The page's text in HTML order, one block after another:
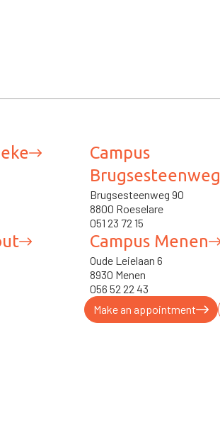
Campus
Brugsesteenweg
Brugsesteenweg 90
8800 Roeselare
051 23 72 15
Campus Menen
Oude Leielaan 6
8930 Menen
056 52 22 43
Make an appointment